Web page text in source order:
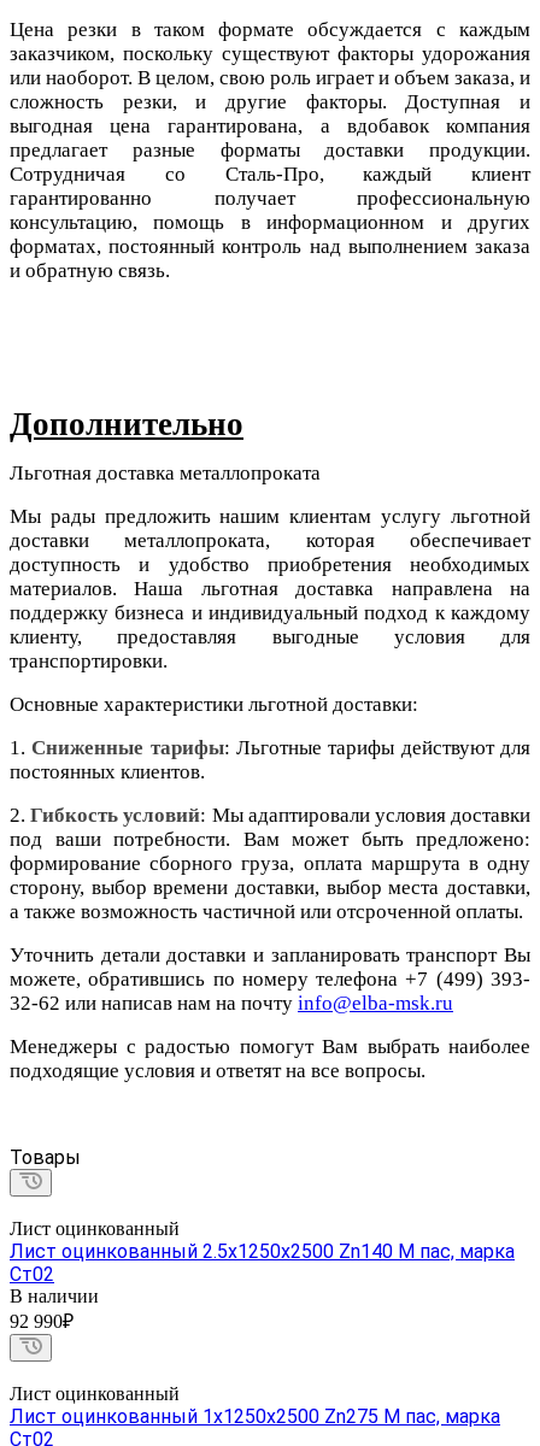
Цена резки в таком формате обсуждается с каждым
заказчиком, поскольку существуют факторы удорожания
или наоборот. В целом, свою роль играет и объем заказа, и
сложность резки, и другие факторы. Доступная и
выгодная цена гарантирована, а вдобавок компания
предлагает разные форматы доставки продукции.
Сотрудничая со Сталь-Про, каждый клиент
гарантированно получает профессиональную
консультацию, помощь в информационном и других
форматах, постоянный контроль над выполнением заказа
и обратную связь.
Дополнительно
Льготная доставка металлопроката
Мы рады предложить нашим клиентам услугу льготной
доставки металлопроката, которая обеспечивает
доступность и удобство приобретения необходимых
материалов. Наша льготная доставка направлена на
поддержку бизнеса и индивидуальный подход к каждому
клиенту, предоставляя выгодные условия для
транспортировки.
Основные характеристики льготной доставки:
1.Сниженные тарифы: Льготные тарифы действуют для
постоянных клиентов.
2.Гибкость условий: Мы адаптировали условия доставки
под ваши потребности. Вам может быть предложено:
формирование сборного груза, оплата маршрута в одну
сторону, выбор времени доставки, выбор места доставки,
а также возможность частичной или отсроченной оплаты.
Уточнить детали доставки и запланировать транспорт Вы
можете, обратившись по номеру телефона +7 (499) 393-
32-62 или написав нам на почту info@elba-msk.ru
Менеджеры с радостью помогут Вам выбрать наиболее
подходящие условия и ответят на все вопросы.
Товары
Лист оцинкованный
Лист оцинкованный 2.5х1250х2500 Zn140 М пас, марка
Ст02
В наличии
92 990₽
Лист оцинкованный
Лист оцинкованный 1х1250х2500 Zn275 М пас, марка
Ст02